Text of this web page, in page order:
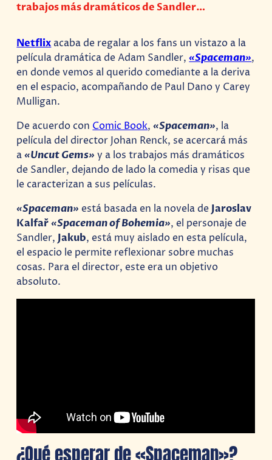
trabajos más dramáticos de Sandler…
Netflix acaba de regalar a los fans un vistazo a la
película dramática de Adam Sandler,«Spaceman»,
en donde vemos al querido comediante a la deriva
en el espacio, acompañando de Paul Dano y Carey
Mulligan.
De acuerdo con Comic Book,«Spaceman», la
película del director Johan Renck, se acercará más
a«Uncut Gems» y a los trabajos más dramáticos
de Sandler, dejando de lado la comedia y risas que
le caracterizan a sus películas.
«Spaceman» está basada en la novela de Jaroslav
Kalfař«Spaceman of Bohemia», el personaje de
Sandler, Jakub, está muy aislado en esta película,
el espacio le permite reflexionar sobre muchas
cosas. Para el director, este era un objetivo
absoluto.
¿Qué esperar de «Spaceman»?